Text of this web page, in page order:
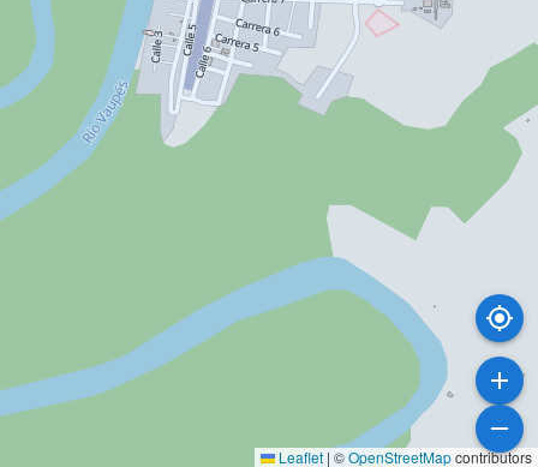
Leaflet | ©OpenStreetMapcontributors